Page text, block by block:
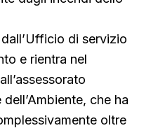
di servizio
e rientra nel
che ha
oltre